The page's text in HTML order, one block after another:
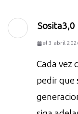
Sosita3,0
el 3 abril
Cada vez
pedir que